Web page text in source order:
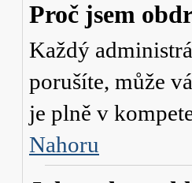
Proč jsem
Každý
porušíte, může
je plně v
Nahoru